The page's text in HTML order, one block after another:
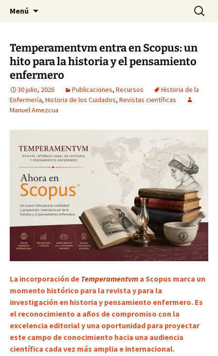
Gomeres
Historia, cultura y pensamiento
Menú Buscar:
Temperamentvm entra en Scopus: un
hito para la historia y el pensamiento
enfermero
30 julio, 2026 Publicaciones, Recursos
Historia de la
Enfermería, Historia de los Cuidados, Revistas científicas
Manuel Amezcua
La incorporación de Temperamentvm a Scopus marca un
momento histórico para la revista y para la
investigación en historia y pensamiento enfermero. Es
el reconocimiento a años de compromiso con la
excelencia editorial y una oportunidad para proyectar
este campo de conocimiento hacia una audiencia
científica cada vez más amplia e internacional.